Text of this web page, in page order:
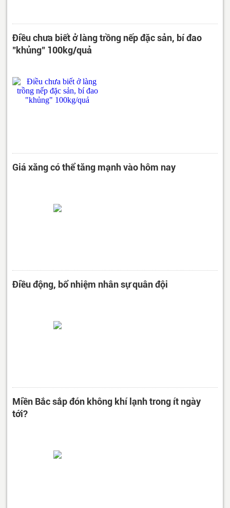
Điều chưa biết ở làng trồng nếp đặc sản, bí đao
"khủng" 100kg/quả
Giá xăng có thể tăng mạnh vào hôm nay
Điều động, bổ nhiệm nhân sự quân đội
Miền Bắc sắp đón không khí lạnh trong ít ngày
tới?